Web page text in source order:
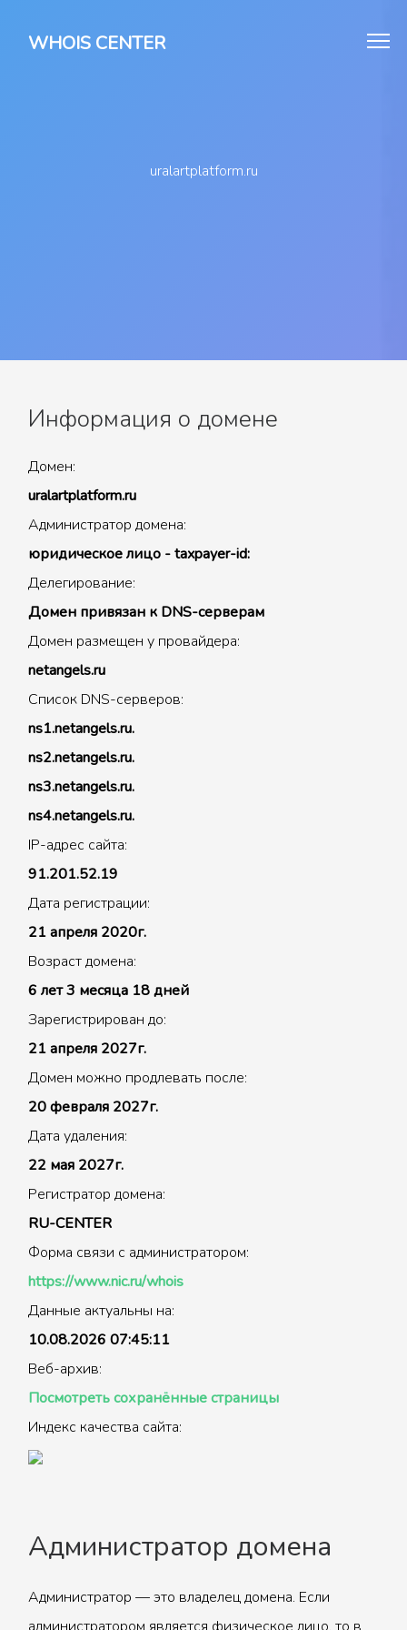
WHOIS CENTER
uralartplatform.ru
Информация о домене
Домен:
uralartplatform.ru
Администратор домена:
юридическое лицо - taxpayer-id:
Делегирование:
Домен привязан к DNS-серверам
Домен размещен у провайдера:
netangels.ru
Список DNS-серверов:
ns1.netangels.ru.
ns2.netangels.ru.
ns3.netangels.ru.
ns4.netangels.ru.
IP-адрес сайта:
91.201.52.19
Дата регистрации:
21 апреля 2020г.
Возраст домена:
6 лет 3 месяца 18 дней
Зарегистрирован до:
21 апреля 2027г.
Домен можно продлевать после:
20 февраля 2027г.
Дата удаления:
22 мая 2027г.
Регистратор домена:
RU-CENTER
Форма связи с администратором:
https://www.nic.ru/whois
Данные актуальны на:
10.08.2026 07:45:11
Веб-архив:
Посмотреть сохранённые страницы
Индекс качества сайта:
Администратор домена
Администратор — это владелец домена. Если